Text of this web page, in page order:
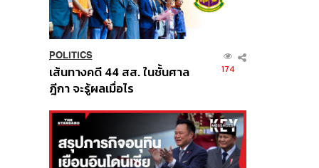
POLITICS
เส้นทางคดี 44 สส. ในชั้นศาล
ฎีกา จะรู้ผลเมื่อไร
174